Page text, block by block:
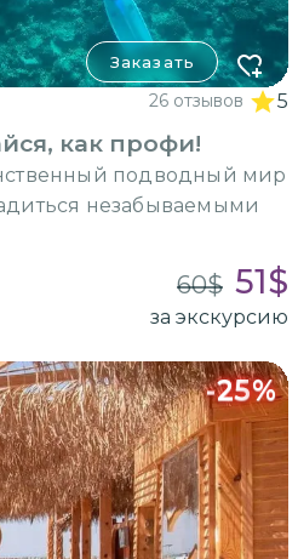
Заказать
26 отзывов 5
как профи!
подводный мир
незабываемыми
60$ 51$
за экскурсию
-25%